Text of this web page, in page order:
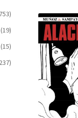
(19)
(15)